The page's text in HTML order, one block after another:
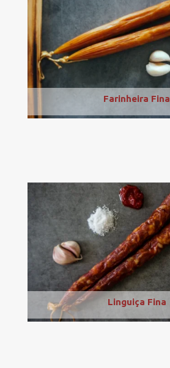
Farinheira Fina
Linguiça Fina